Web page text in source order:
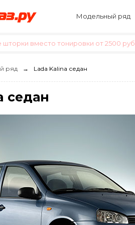
Модельный ряд
вместо тонировки от 2500 руб.
ряд Lada Kalina седан
седан